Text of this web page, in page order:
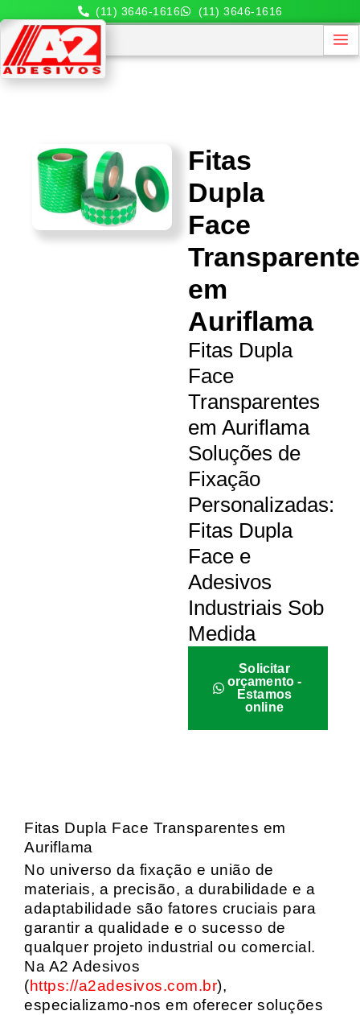
(11) 3646-1616 (11) 3646-1616
Fitas
Dupla
Face
em
Auriflama
Fitas Dupla
Face
Transparentes
em Auriflama
Soluções de
Fixação
Personalizadas:
Fitas Dupla
Face e
Adesivos
Industriais Sob
Medida
Solicitar
orçamento -
Estamos
online
Fitas Dupla Face Transparentes em
Auriflama
No universo da fixação e união de
materiais, a precisão, a durabilidade e a
adaptabilidade são fatores cruciais para
garantir a qualidade e o sucesso de
qualquer projeto industrial ou comercial.
Na A2 Adesivos
(https://a2adesivos.com.br),
especializamo-nos em oferecer soluções